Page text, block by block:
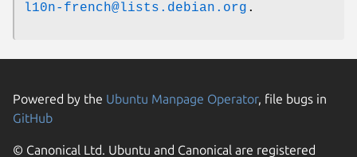
l10n-french@lists.debian.org .
Powered by the Ubuntu Manpage Operator, file bugs in
GitHub
© Canonical Ltd. Ubuntu and Canonical are registered